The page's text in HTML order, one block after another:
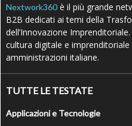
Nextwork360 è il più grande
B2B dedicati ai temi della
dell’Innovazione
cultura digitale e
amministrazioni italiane.
TUTTE LE TESTATE
Applicazioni e Tecnologie